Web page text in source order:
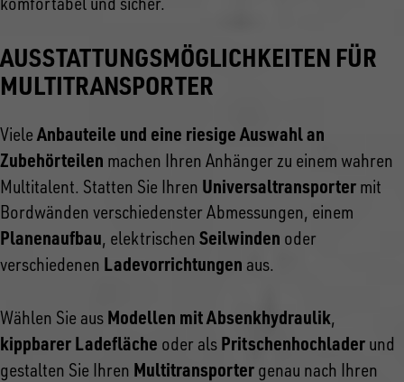
AUSSTATTUNGSMÖGLICHKEITEN FÜR
MULTITRANSPORTER
Viele Anbauteile und eine riesige Auswahl an
Zubehörteilen machen Ihren Anhänger zu einem wahren
Multitalent. Statten Sie Ihren Universaltransporter mit
Bordwänden verschiedenster Abmessungen, einem
Planenaufbau, elektrischen Seilwinden oder
verschiedenen Ladevorrichtungen aus.
Wählen Sie aus Modellen mit Absenkhydraulik,
kippbarer Ladefläche oder als Pritschenhochlader und
gestalten Sie Ihren Multitransporter genau nach Ihren